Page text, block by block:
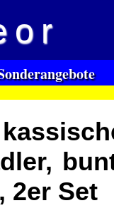
et aveugles
Links
2er Set
only
€
€
(inkl.